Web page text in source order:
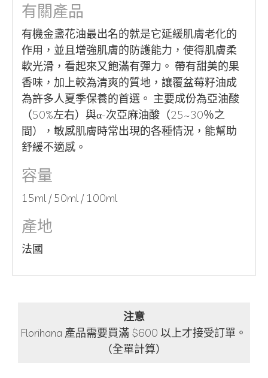
注意
Florihana 產品需要買滿 $600 以上才接受訂單。
（全單計算）
有關產品
有機金盞花油最出名的就是它延緩肌膚老化的
作用，並且增強肌膚的防護能力，使得肌膚柔
軟光滑，看起來又飽滿有彈力。 帶有甜美的果
香味，加上較為清爽的質地，讓覆盆莓籽油成
為許多人夏季保養的首選。 主要成份為亞油酸
（50%左右）與α-次亞麻油酸（25~30％之
間），敏感肌膚時常出現的各種情況，能幫助
舒緩不適感。
容量
15ml / 50ml / 100ml
產地
法國